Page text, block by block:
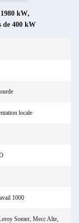
kW,
de 400 kW
locale
1000
Somer, Mecc Alte,